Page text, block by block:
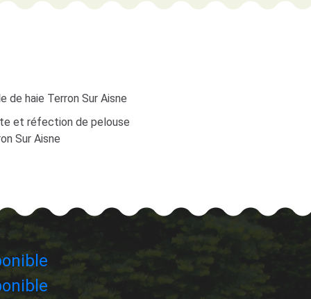
de haie Terron Sur Aisne
et réfection de pelouse
Sur Aisne